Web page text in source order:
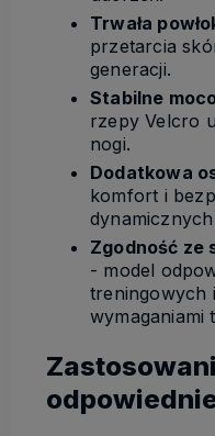
Trwała
przetarcia
generacji.
Stabilne
rzepy Velcro
nogi.
Dodatkowa
komfort i
Zgodność ze
- model
treningowych
wymaganiami